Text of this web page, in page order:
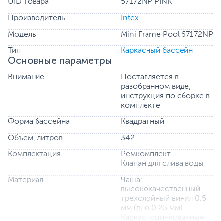
клапан.
UID товара 57172NP PINK
Производитель Intex
Модель Mini Frame Pool 57172NP
Тип Каркасный бассейн
Основные параметры
Внимание
Поставляется в
разобранном виде,
инструкция по сборке в
комплекте
Форма бассейна Квадратный
Объем, литров 342
Комплектация
Ремкомплект
Клапан для слива воды
Материал
Чаша:
высококачественный
трехслойный винил 0.5
мм (дно 0.25 мм)